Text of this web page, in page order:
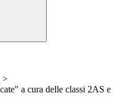
>
a cura delle classi 2AS e